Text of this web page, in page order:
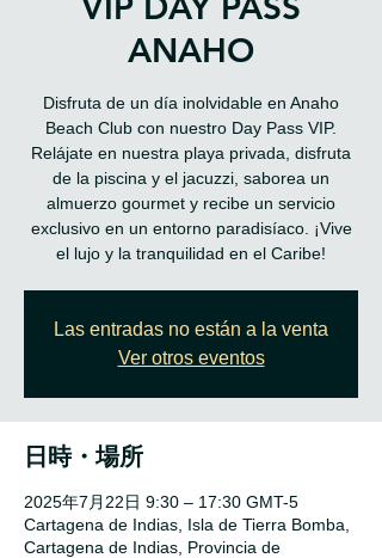
ANAHO
Disfruta de un día inolvidable en Anaho
Beach Club con nuestro Day Pass VIP.
Relájate en nuestra playa privada, disfruta
de la piscina y el jacuzzi, saborea un
almuerzo gourmet y recibe un servicio
exclusivo en un entorno paradisíaco. ¡Vive
Las entradas no están a la venta
Ver otros eventos
日時・場所
2025年7月22日 9:30 – 17:30 GMT-5
Cartagena de Indias, Isla de Tierra Bomba,
Cartagena de Indias, Provincia de